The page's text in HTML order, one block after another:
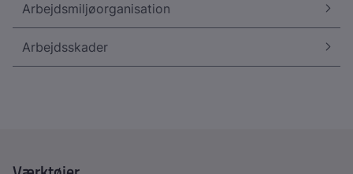
Arbejdsmiljøorganisation
Arbejdsskader